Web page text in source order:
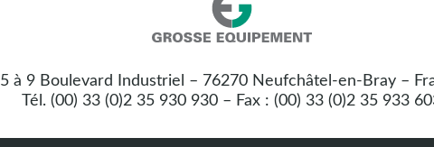
coordonnées
Equipement
5 à 9 Boulevard Industriel – 76270 Neufchâtel-en-Bray –
Tél. (00) 33 (0)2 35 930 930 – Fax : (00) 33 (0)2 35 933